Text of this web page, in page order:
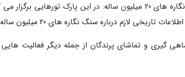
سنگ نگاره های 20 میلیون ساله: در این پارک
لازم درباره سنگ نگاره های 20 میلیون ساله می دهد، تا بیشتر با این جاذبه تاریخی آشنا شوند.
گیری و تماشای پرندگان از جمله دیگر فعالیت